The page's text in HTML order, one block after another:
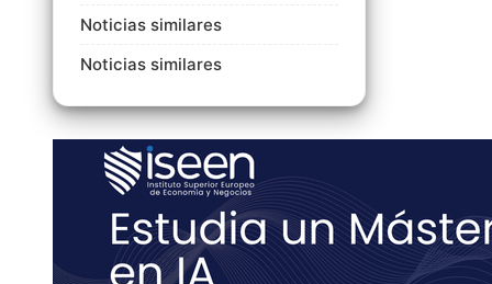
Noticias similares
Noticias similares